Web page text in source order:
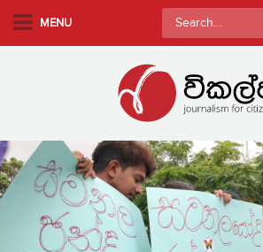
m
a
i
MENU
Search
for: